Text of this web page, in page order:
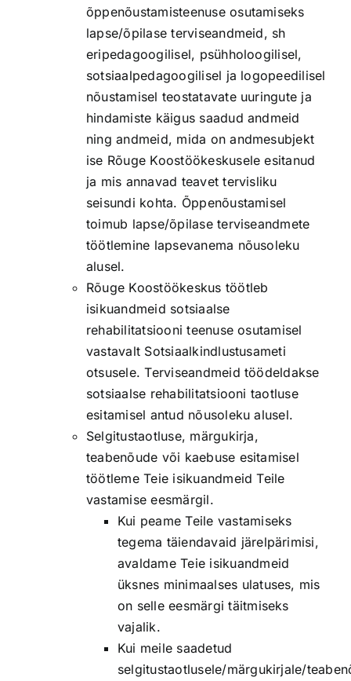
õppenõustamisteenuse osutamiseks
lapse/õpilase terviseandmeid, sh
eripedagoogilisel, psühholoogilisel,
sotsiaalpedagoogilisel ja logopeedilisel
nõustamisel teostatavate uuringute ja
hindamiste käigus saadud andmeid
ning andmeid, mida on andmesubjekt
ise Rõuge Koostöökeskusele esitanud
ja mis annavad teavet tervisliku
seisundi kohta. Õppenõustamisel
toimub lapse/õpilase terviseandmete
töötlemine lapsevanema nõusoleku
alusel.
Rõuge Koostöökeskus töötleb
isikuandmeid sotsiaalse
rehabilitatsiooni teenuse osutamisel
vastavalt Sotsiaalkindlustusameti
otsusele. Terviseandmeid töödeldakse
sotsiaalse rehabilitatsiooni taotluse
esitamisel antud nõusoleku alusel.
Selgitustaotluse, märgukirja,
teabenõude või kaebuse esitamisel
töötleme Teie isikuandmeid Teile
vastamise eesmärgil.
Kui peame Teile vastamiseks
tegema täiendavaid järelpärimisi,
avaldame Teie isikuandmeid
üksnes minimaalses ulatuses, mis
on selle eesmärgi täitmiseks
vajalik.
Kui meile saadetud
selgitustaotlusele/märgukirjale/